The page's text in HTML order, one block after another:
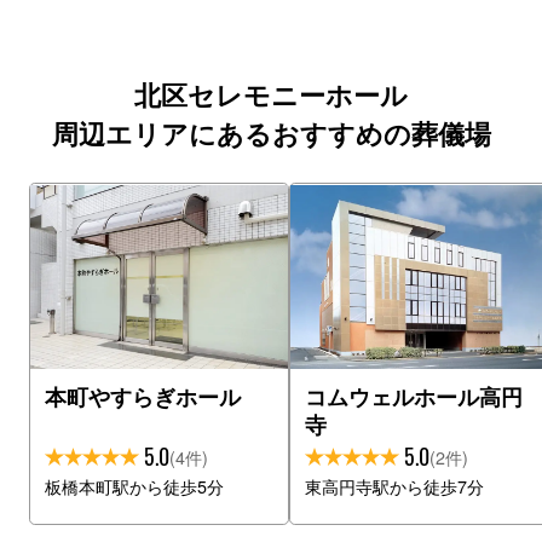
北区セレモニーホール
周辺エリアにあるおすすめの葬儀場
本町やすらぎホール
5.0(4件)
板橋本町駅から徒歩5分
コムウェルホール高円
寺
5.0(2件)
東高円寺駅から徒歩7分